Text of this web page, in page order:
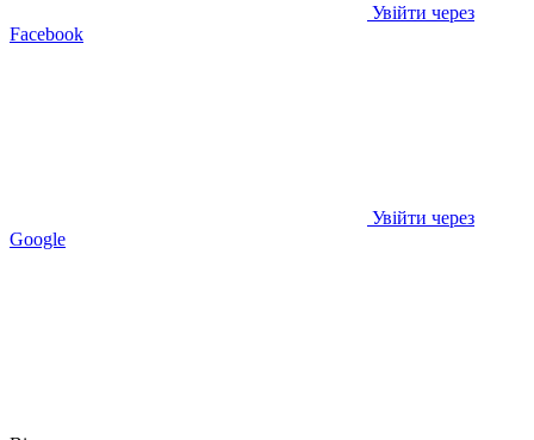
Увійти через
Facebook
Увійти через
Google